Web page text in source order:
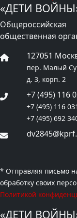
«ДЕТИ
Общероссийская
общественная
127051
пер. Малый
д. 3, корп. 2
+7 (495) 116
+7 (495) 116
+7 (495) 692
* Отправляя письмо
обработку своих
Политикой
«ДЕТИ